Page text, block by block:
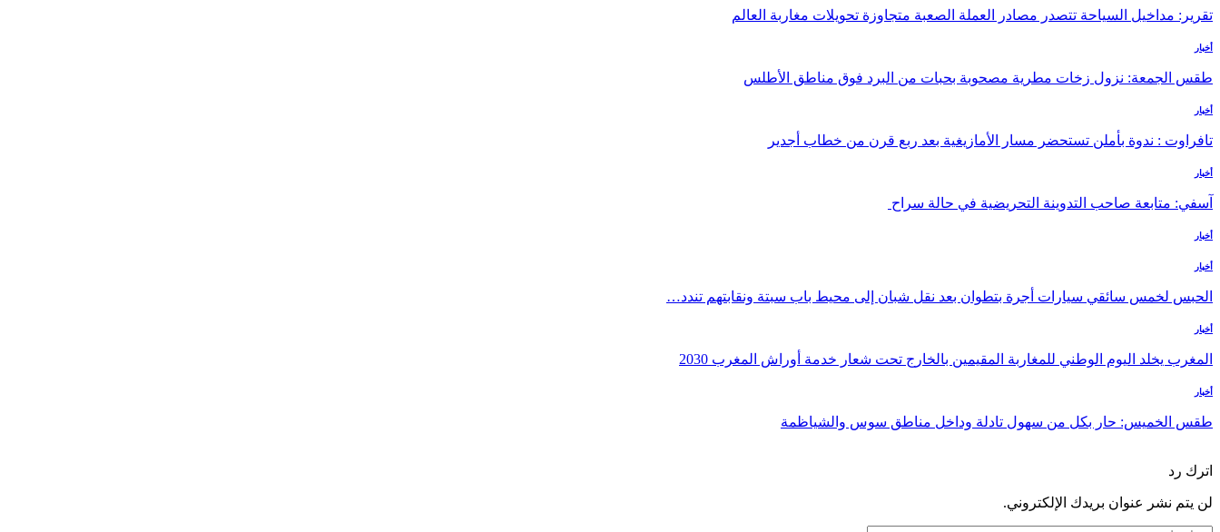
تقرير: مداخيل السياحة تتصدر مصادر العملة الصعبة متجاوزة تحويلات مغاربة العالم
أخبار
طقس الجمعة: نزول زخات مطرية مصحوبة بحبات من البرد فوق مناطق الأطلس
أخبار
تافراوت : ندوة بأملن تستحضر مسار الأمازيغية بعد ربع قرن من خطاب أجدير
أخبار
آسفي: متابعة صاحب التدوينة التحريضية في حالة سراح
أخبار
أخبار
الحبس لخمس سائقي سيارات أجرة بتطوان بعد نقل شبان إلى محيط باب سبتة ونقابتهم تندد…
أخبار
المغرب يخلد اليوم الوطني للمغاربة المقيمين بالخارج تحت شعار خدمة أوراش المغرب 2030
أخبار
طقس الخميس: ﺣﺎﺭ بكل من سهول تادلة وداخل مناطق سوس والشياظمة
اترك رد
لن يتم نشر عنوان بريدك الإلكتروني.